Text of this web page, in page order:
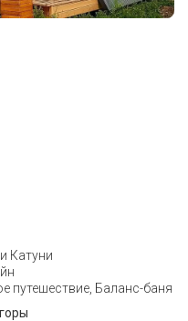
Катуни
путешествие, Баланс-баня